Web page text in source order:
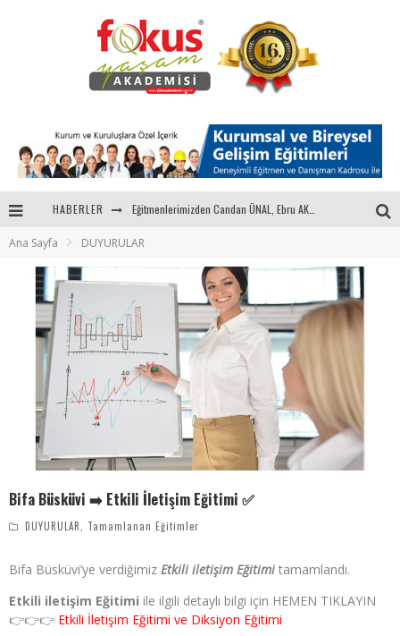
HABERLER
Eğitmenlerimizden Candan ÜNAL, Ebru AKEL'le Kadın İsterse 68.Bölüm Konuğuydu
"Sektörle Buluşuyoruz" Toplantısı Gerçekleştirildi
Ana Sayfa DUYURULAR
Bifa Büsküvi ➡️ Etkili İletişim Eğitimi ✅
DUYURULAR, Tamamlanan Eğitimler
Bifa Büsküvi’ye verdiğimiz Etkili iletişim Eğitimi tamamlandı.
Etkili iletişim Eğitimi ile ilgili detaylı bilgi için HEMEN TIKLAYIN
👉👉👉 Etkili İletişim Eğitimi ve Diksiyon Eğitimi